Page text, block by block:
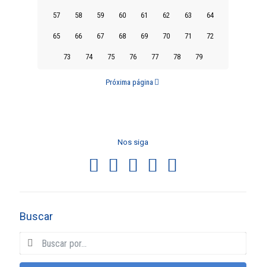
57 58 59 60 61 62 63 64
65 66 67 68 69 70 71 72
73 74 75 76 77 78 79
Próxima página
Nos siga
Buscar